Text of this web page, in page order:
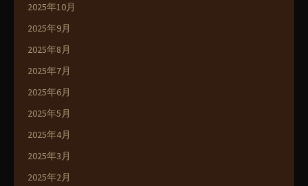
2025年10月
2025年9月
2025年8月
2025年7月
2025年6月
2025年5月
2025年4月
2025年3月
2025年2月